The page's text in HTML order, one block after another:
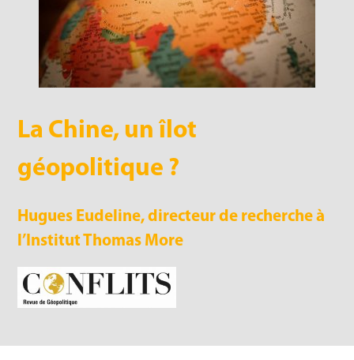
La Chine, un îlot
géopolitique ?
Hugues Eudeline, directeur de recherche à
l’Institut Thomas More